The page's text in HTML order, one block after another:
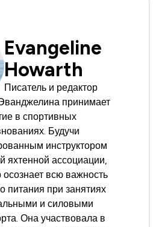
Evangeline
Howarth
Писатель и редактор
принимает
в спортивных
Будучи
инструктором
яхтенной ассоциации
осознает всю важность
питания при занятиях
и силовыми
Она участвовала в